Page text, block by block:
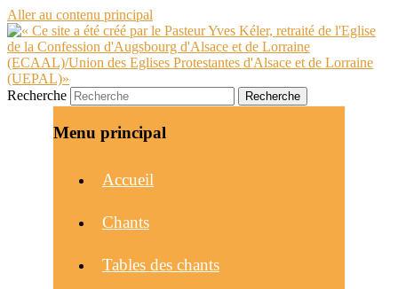
Aller au contenu principal
Recherche
Menu principal
Accueil
Chants
Tables des chants